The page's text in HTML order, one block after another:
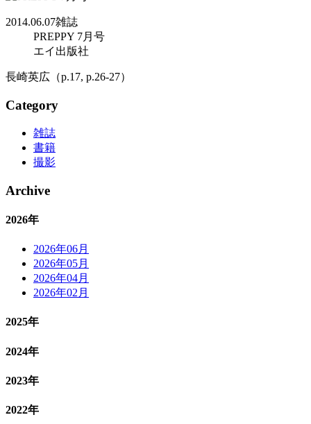
2014.06.07雑誌
PREPPY 7月号
エイ出版社
長崎英広（p.17, p.26-27）
Category
雑誌
書籍
撮影
Archive
2026年
2026年06月
2026年05月
2026年04月
2026年02月
2025年
2024年
2023年
2022年